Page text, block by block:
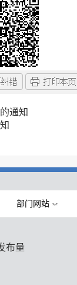
通知
部门网站
布量